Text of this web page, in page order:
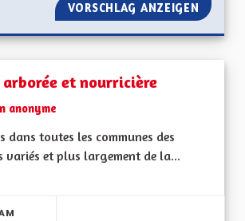
VORSCHLAG ANZEIGEN
arborée et nourricière
anonyme
dans toutes les communes des
variés et plus largement de la...